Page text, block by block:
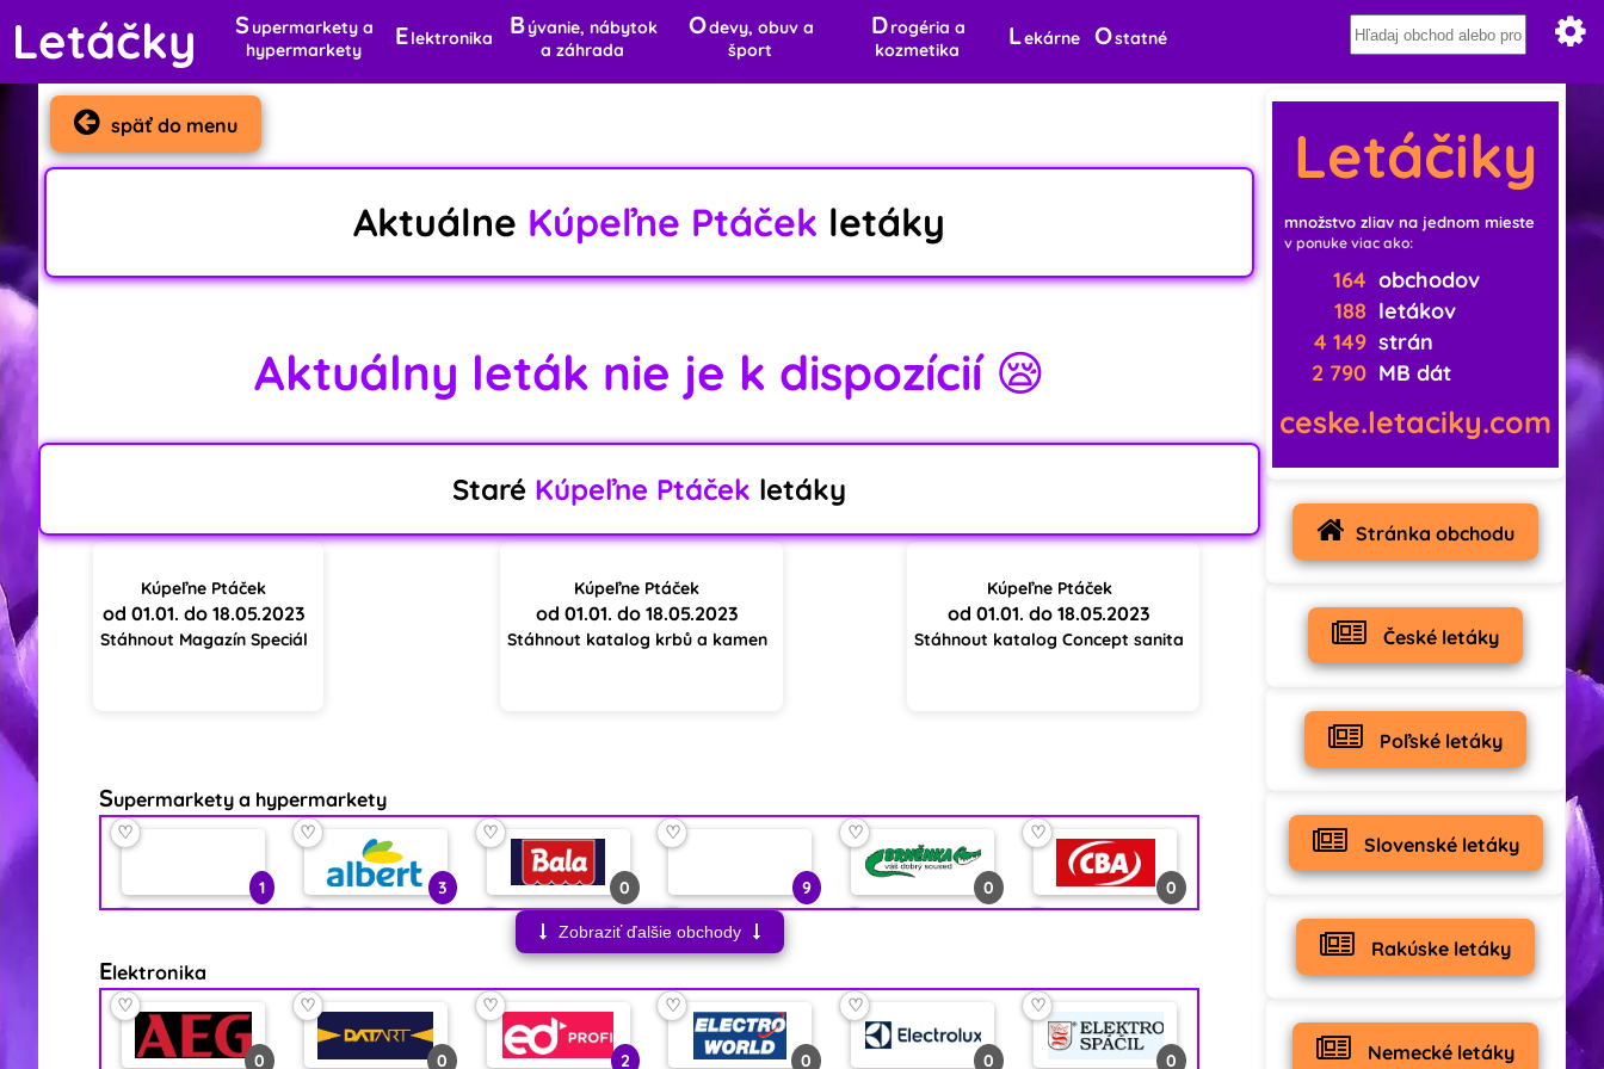
Letáčky Supermarkety a
hypermarkety
Elektronika Bývanie, nábytok
a záhrada
Odevy, obuv a
šport
Drogéria a
kozmetika
Lekárne Ostatné
späť do menu
Aktuálne Kúpeľne Ptáček letáky
Aktuálny leták nie je k dispozícií 😪
Staré Kúpeľne Ptáček letáky
Kúpeľne Ptáček
od 01.01. do 18.05.2023
Stáhnout Magazín Speciál
Kúpeľne Ptáček
od 01.01. do 18.05.2023
Stáhnout katalog krbů a kamen
Kúpeľne Ptáček
od 01.01. do 18.05.2023
Stáhnout katalog Concept sanita
Supermarkety a hypermarkety
1
♡
3
♡
0
♡
9
♡
0
♡
0
♡
♡ ♡ ♡ ♡ ♡ ♡
Zobraziť ďalšie obchody
Elektronika
0
♡
0
♡
2
♡
0
♡
0
♡
0
♡
Letáčiky
množstvo zliav na jednom mieste
v ponuke viac ako:
164 obchodov
188 letákov
4 149 strán
2 790 MB dát
ceske.letaciky.com
Stránka obchodu
České letáky
Poľské letáky
Slovenské letáky
Rakúske letáky
Nemecké letáky